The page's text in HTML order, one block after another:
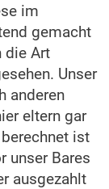
im
gemacht
die Art
Unser
anderen
eltern gar
ist
unser Bares
ausgezahlt